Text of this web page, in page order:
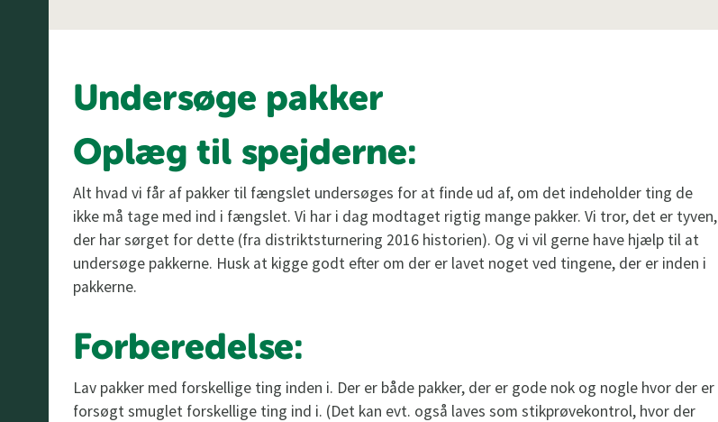
Undersøge pakker
Oplæg til spejderne:
Alt hvad vi får af pakker til fængslet undersøges for at finde ud af, om det indeholder ting de
ikke må tage med ind i fængslet. Vi har i dag modtaget rigtig mange pakker. Vi tror, det er tyven,
der har sørget for dette (fra distriktsturnering 2016 historien). Og vi vil gerne have hjælp til at
undersøge pakkerne. Husk at kigge godt efter om der er lavet noget ved tingene, der er inden i
pakkerne.
Forberedelse:
Lav pakker med forskellige ting inden i. Der er både pakker, der er gode nok og nogle hvor der er
forsøgt smuglet forskellige ting ind i. (Det kan evt. også laves som stikprøvekontrol, hvor der